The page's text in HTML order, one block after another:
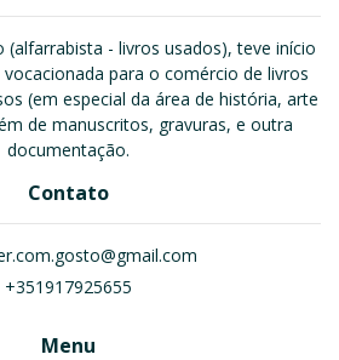
(alfarrabista - livros usados), teve início
para o comércio de livros
(em especial da área de história, arte
de manuscritos, gravuras, e outra
documentação.
Contato
+351917925655
Menu